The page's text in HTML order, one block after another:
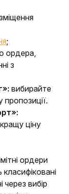
;
ордера,
з
вибирайте
пропозиції.
ціну
ордери
через вибір